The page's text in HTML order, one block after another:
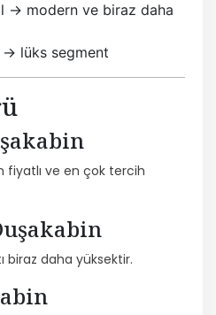
→ modern ve biraz daha
→ lüks segment
fiyatlı ve en çok tercih
biraz daha yüksektir.